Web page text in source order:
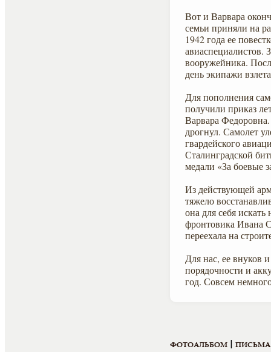
Вот и Варвара
семьи приняли на
1942 года ее
авиаспециалистов.
вооружейника.
день экипажи
Для пополнения
получили приказ
Варвара
дрогнул. Самолет
гвардейского
Сталинградской
медали «За боевые
Из действующей
тяжело
она для себя
фронтовика Ивана
переехала на
Для нас, ее внуков
порядочности и
год. Совсем
ФОТОАЛЬБОМ | ПИСЬМА